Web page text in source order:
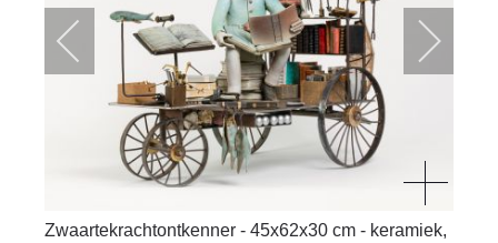
Zwaartekrachtontkenner - 45x62x30 cm - keramiek,